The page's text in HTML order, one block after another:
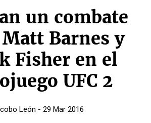
un combate
Barnes y
Fisher en el
UFC 2
León - 29 Mar 2016